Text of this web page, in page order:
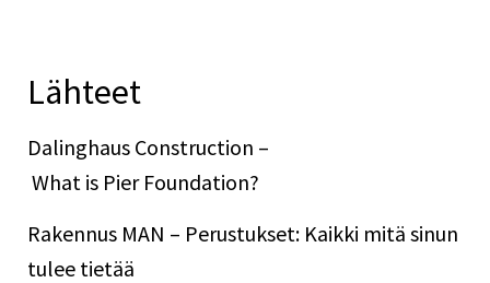
Lähteet
Dalinghaus Construction –
What is Pier Foundation?
Rakennus MAN – Perustukset: Kaikki mitä sinun
tulee tietää